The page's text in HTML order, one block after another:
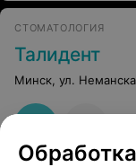
СТОМАТОЛОГИЯ
Талидент
Минск, ул.